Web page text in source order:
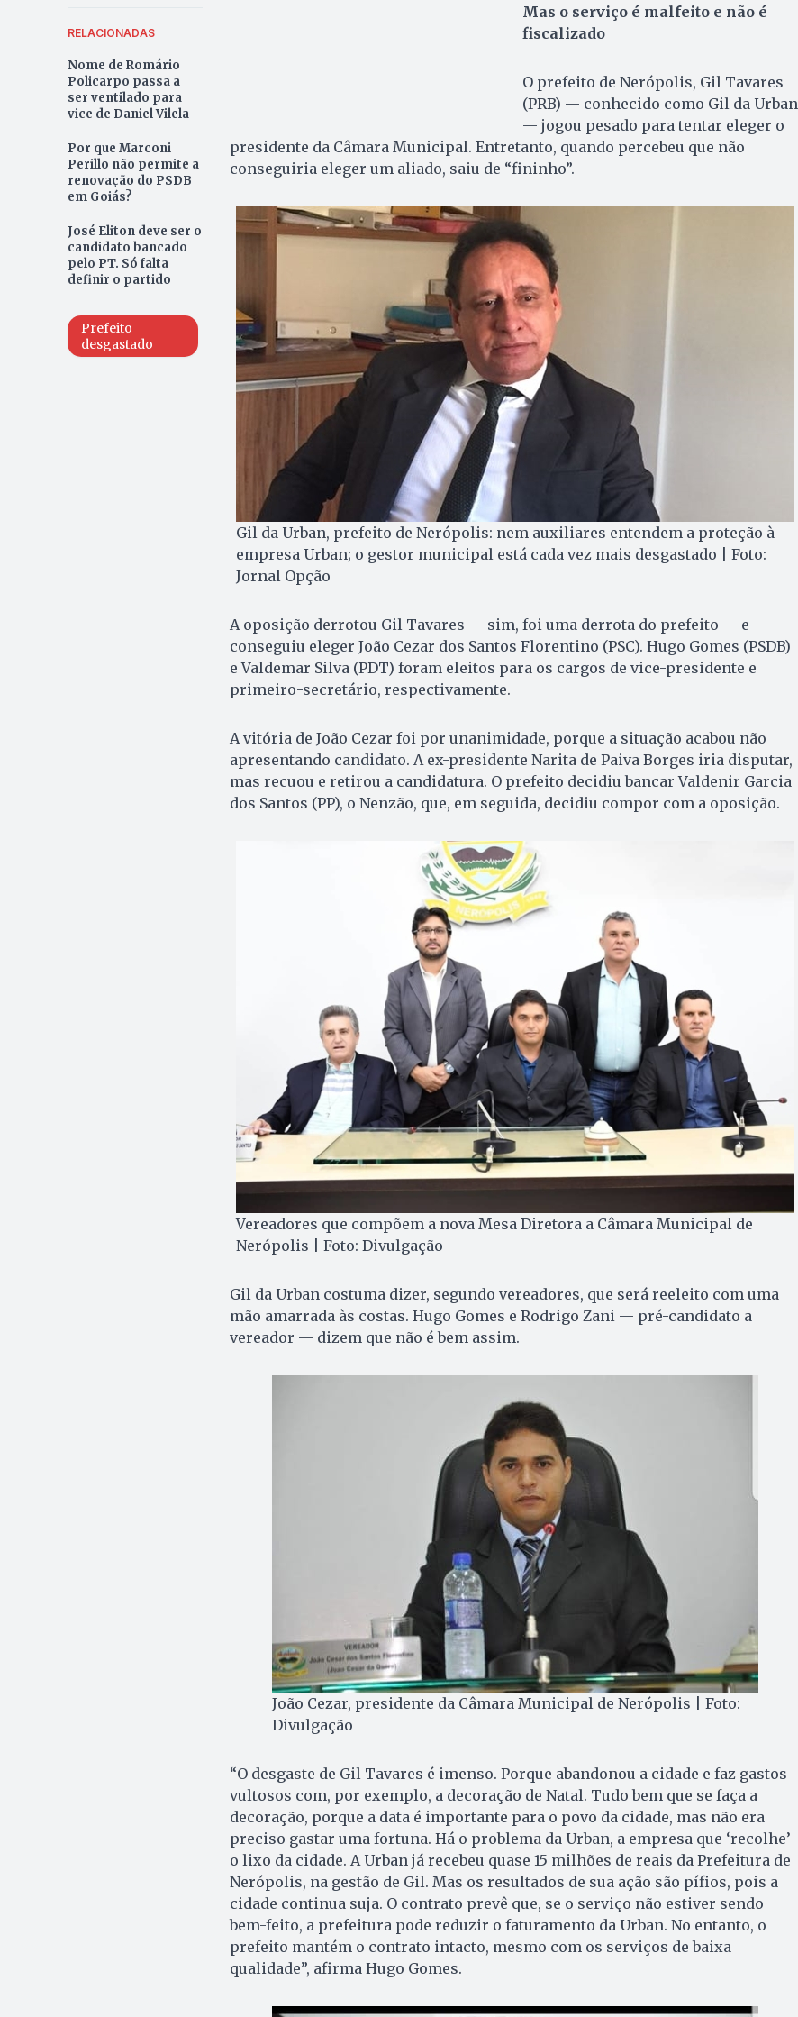
RELACIONADAS
Nome de Romário
Policarpo passa a
ser ventilado para
vice de Daniel Vilela
Por que Marconi
Perillo não permite a
renovação do PSDB
em Goiás?
José Eliton deve ser o
candidato bancado
pelo PT. Só falta
definir o partido
Prefeito
desgastado
Mas o serviço é malfeito e não é
fiscalizado
O prefeito de Nerópolis, Gil Tavares
(PRB) — conhecido como Gil da Urban
— jogou pesado para tentar eleger o
presidente da Câmara Municipal. Entretanto, quando percebeu que não
conseguiria eleger um aliado, saiu de “fininho”.
Gil da Urban, prefeito de Nerópolis: nem auxiliares entendem a proteção à
empresa Urban; o gestor municipal está cada vez mais desgastado | Foto:
Jornal Opção
A oposição derrotou Gil Tavares — sim, foi uma derrota do prefeito — e
conseguiu eleger João Cezar dos Santos Florentino (PSC). Hugo Gomes (PSDB)
e Valdemar Silva (PDT) foram eleitos para os cargos de vice-presidente e
primeiro-secretário, respectivamente.
A vitória de João Cezar foi por unanimidade, porque a situação acabou não
apresentando candidato. A ex-presidente Narita de Paiva Borges iria disputar,
mas recuou e retirou a candidatura. O prefeito decidiu bancar Valdenir Garcia
dos Santos (PP), o Nenzão, que, em seguida, decidiu compor com a oposição.
Vereadores que compõem a nova Mesa Diretora a Câmara Municipal de
Nerópolis | Foto: Divulgação
Gil da Urban costuma dizer, segundo vereadores, que será reeleito com uma
mão amarrada às costas. Hugo Gomes e Rodrigo Zani — pré-candidato a
vereador — dizem que não é bem assim.
João Cezar, presidente da Câmara Municipal de Nerópolis | Foto:
Divulgação
“O desgaste de Gil Tavares é imenso. Porque abandonou a cidade e faz gastos
vultosos com, por exemplo, a decoração de Natal. Tudo bem que se faça a
decoração, porque a data é importante para o povo da cidade, mas não era
preciso gastar uma fortuna. Há o problema da Urban, a empresa que ‘recolhe’
o lixo da cidade. A Urban já recebeu quase 15 milhões de reais da Prefeitura de
Nerópolis, na gestão de Gil. Mas os resultados de sua ação são pífios, pois a
cidade continua suja. O contrato prevê que, se o serviço não estiver sendo
bem-feito, a prefeitura pode reduzir o faturamento da Urban. No entanto, o
prefeito mantém o contrato intacto, mesmo com os serviços de baixa
qualidade”, afirma Hugo Gomes.